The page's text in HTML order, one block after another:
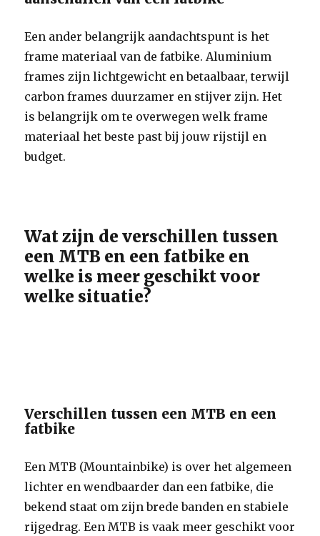
Een ander belangrijk aandachtspunt is het
frame materiaal van de fatbike. Aluminium
frames zijn lichtgewicht en betaalbaar, terwijl
carbon frames duurzamer en stijver zijn. Het
is belangrijk om te overwegen welk frame
materiaal het beste past bij jouw rijstijl en
budget.
Wat zijn de verschillen tussen
een MTB en een fatbike en
welke is meer geschikt voor
welke situatie?
Verschillen tussen een MTB en een
fatbike
Een MTB (Mountainbike) is over het algemeen
lichter en wendbaarder dan een fatbike, die
bekend staat om zijn brede banden en stabiele
rijgedrag. Een MTB is vaak meer geschikt voor